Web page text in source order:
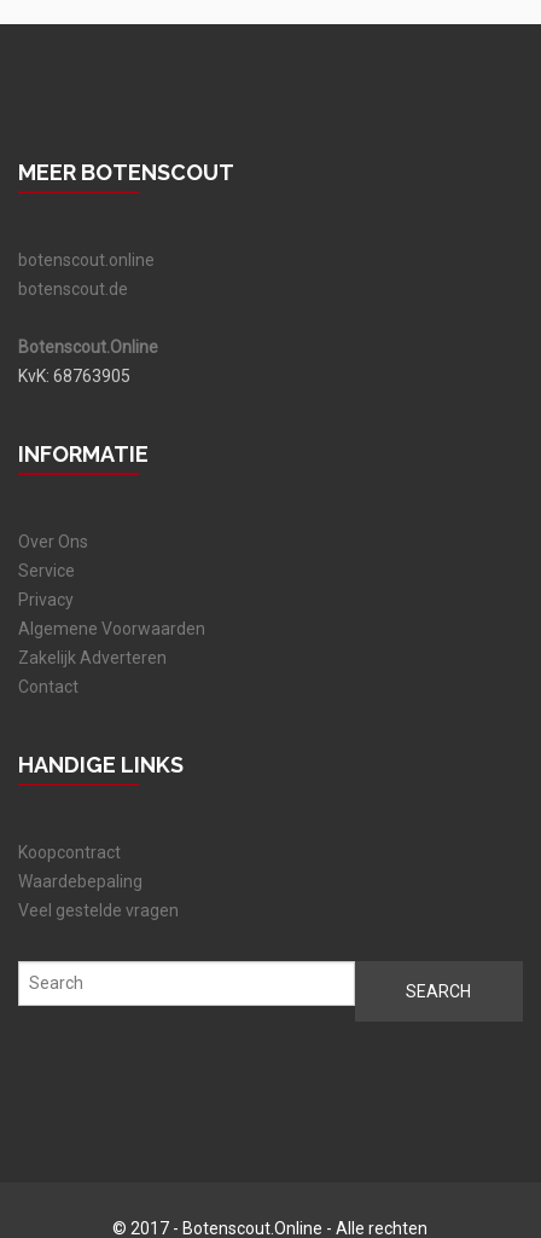
MEER BOTENSCOUT
botenscout.online
botenscout.de
Botenscout.Online
KvK: 68763905
INFORMATIE
Over Ons
Service
Privacy
Algemene Voorwaarden
Zakelijk Adverteren
Contact
HANDIGE LINKS
Koopcontract
Waardebepaling
Veel gestelde vragen
© 2017 - Botenscout.Online - Alle rechten